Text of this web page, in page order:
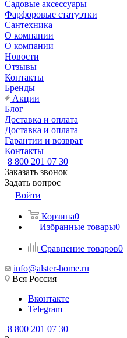
Садовые аксессуары
Фарфоровые статуэтки
Сантехника
О компании
О компании
Новости
Отзывы
Контакты
Бренды
Акции
Блог
Доставка и оплата
Доставка и оплата
Гарантии и возврат
Контакты
8 800 201 07 30
Заказать звонок
Задать вопрос
Войти
Корзина0
Избранные товары0
Сравнение товаров0
info@alster-home.ru
Вся Россия
Вконтакте
Telegram
8 800 201 07 30